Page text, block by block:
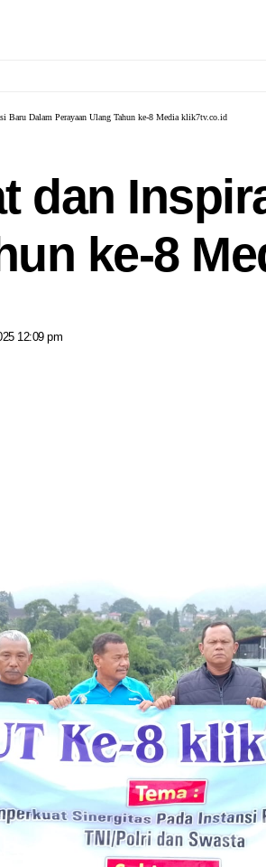
Baru Dalam Perayaan Ulang Tahun ke-8 Media klik7tv.co.id
dan
ke-8
12:09 pm